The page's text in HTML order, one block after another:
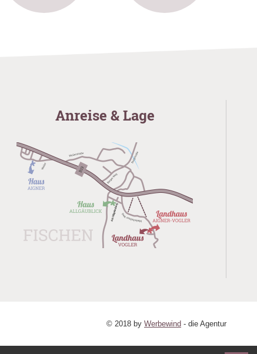
Anreise & Lage
© 2018 by Werbewind - die Agentur